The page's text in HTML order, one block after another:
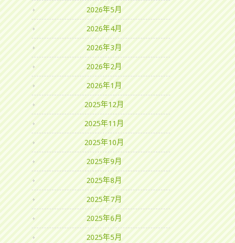
2026年5月
2026年4月
2026年3月
2026年2月
2026年1月
2025年12月
2025年11月
2025年10月
2025年9月
2025年8月
2025年7月
2025年6月
2025年5月